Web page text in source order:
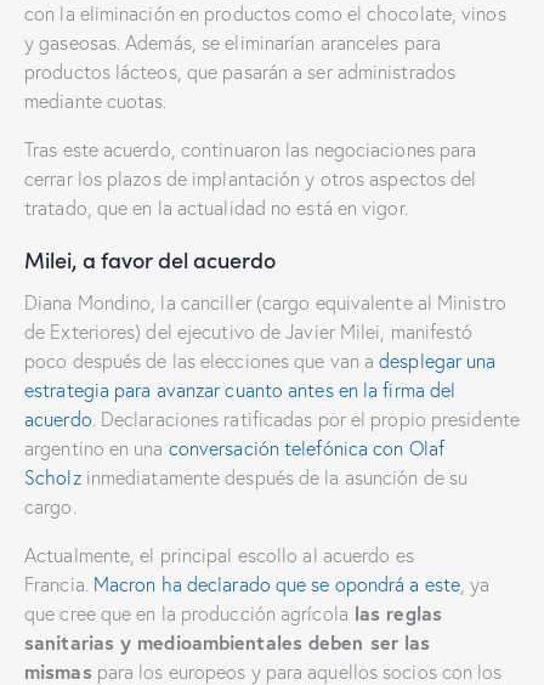
con la eliminación en productos como el chocolate, vinos
y gaseosas. Además, se eliminarían aranceles para
productos lácteos, que pasarán a ser administrados
mediante cuotas.
Tras este acuerdo, continuaron las negociaciones para
cerrar los plazos de implantación y otros aspectos del
tratado, que en la actualidad no está en vigor.
Milei, a favor del acuerdo
Diana Mondino, la canciller (cargo equivalente al Ministro
de Exteriores) del ejecutivo de Javier Milei, manifestó
poco después de las elecciones que van a desplegar una
estrategia para avanzar cuanto antes en la firma del
acuerdo. Declaraciones ratificadas por el propio presidente
argentino en una conversación telefónica con Olaf
Scholzinmediatamente después de la asunción de su
cargo.
Actualmente, el principal escollo al acuerdo es
Francia.Macron ha declarado que se opondrá a este, ya
que cree que en la producción agrícola las reglas
sanitarias y medioambientales deben ser las
mismas para los europeos y para aquellos socios con los